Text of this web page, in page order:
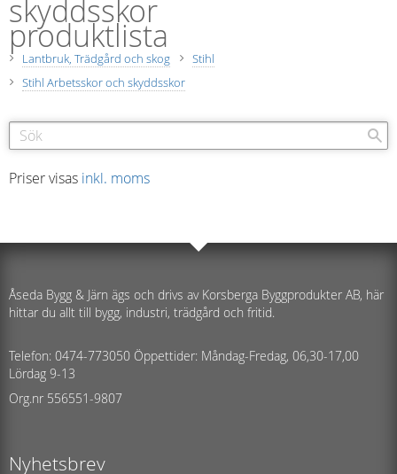
skyddsskor
produktlista
Lantbruk, Trädgård och skog
Stihl
Stihl Arbetsskor och skyddsskor
Priser visas inkl. moms
Åseda Bygg & Järn ägs och drivs av Korsberga Byggprodukter AB, här
hittar du allt till bygg, industri, trädgård och fritid.
Telefon: 0474-773050 Öppettider: Måndag-Fredag, 06,30-17,00
Lördag 9-13
Org.nr 556551-9807
Nyhetsbrev